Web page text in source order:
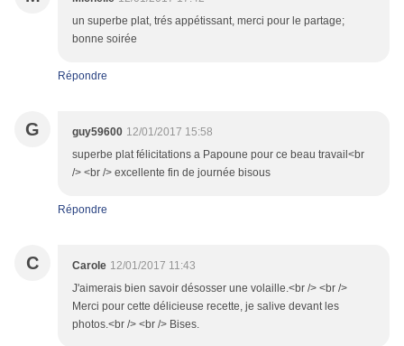
un superbe plat, trés appétissant, merci pour le partage;
bonne soirée
Répondre
G guy59600 12/01/2017 15:58
superbe plat félicitations a Papoune pour ce beau travail<br
/> <br /> excellente fin de journée bisous
Répondre
C Carole 12/01/2017 11:43
J'aimerais bien savoir désosser une volaille.<br /> <br />
Merci pour cette délicieuse recette, je salive devant les
photos.<br /> <br /> Bises.